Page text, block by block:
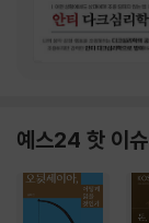
예스24 핫 이슈